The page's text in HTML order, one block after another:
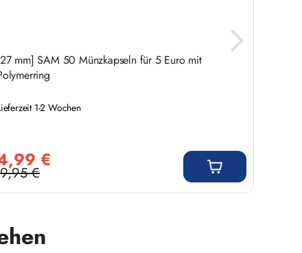
mm] SAM 50 Münzkapseln für 5 Euro mit
1-2 Wochen
€
Regulärer Preis:
9,95 €